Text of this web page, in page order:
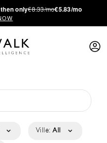
only€8.33/mo€5.83/mo
Ville: All